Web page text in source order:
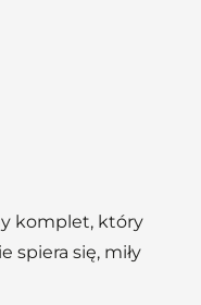
komplet, który
spiera się, miły